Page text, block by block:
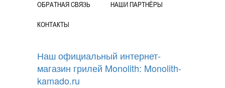
ОБРАТНАЯ СВЯЗЬ НАШИ ПАРТНЁРЫ
КОНТАКТЫ
Наш официальный интернет-
магазин грилей Monolith: Monolith-
kamado.ru